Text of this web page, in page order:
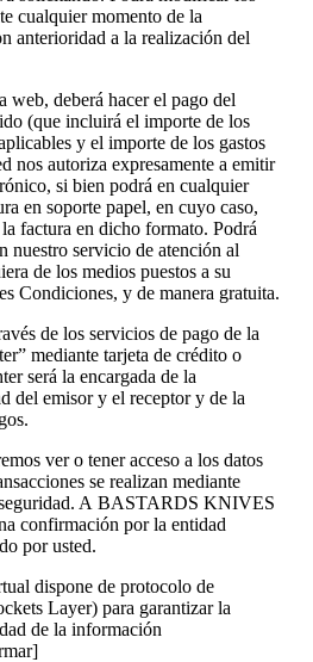
cualquier momento de la
anterioridad a la realización del
web, deberá hacer el pago del
(que incluirá el importe de los
y el importe de los gastos
nos autoriza expresamente a emitir
si bien podrá en cualquier
en soporte papel, en cuyo caso,
factura en dicho formato. Podrá
nuestro servicio de atención al
de los medios puestos a su
Condiciones, y de manera gratuita.
de los servicios de pago de la
mediante tarjeta de crédito o
será la encargada de la
del emisor y el receptor y de la
ver o tener acceso a los datos
se realizan mediante
A BASTARDS KNIVES
confirmación por la entidad
por usted.
dispone de protocolo de
Layer) para garantizar la
de la información